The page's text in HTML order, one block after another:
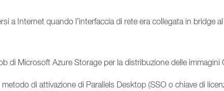
a Internet quando l’interfaccia di rete era collegata in bridge
di Microsoft Azure Storage per la distribuzione delle
di attivazione di Parallels Desktop (SSO o chiave di